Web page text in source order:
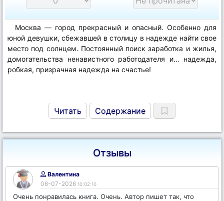
Москва — город прекрасный и опасный. Особенно для
юной девушки, сбежавшей в столицу в надежде найти свое
место под солнцем. Постоянный поиск заработка и жилья,
домогательства ненавистного работодателя и… надежда,
робкая, призрачная надежда на счастье!
Читать Содержание
Отзывы
Валентина
06-07-2026 10:02:10
Очень понравилась книга. Очень. Автор пишет так, что